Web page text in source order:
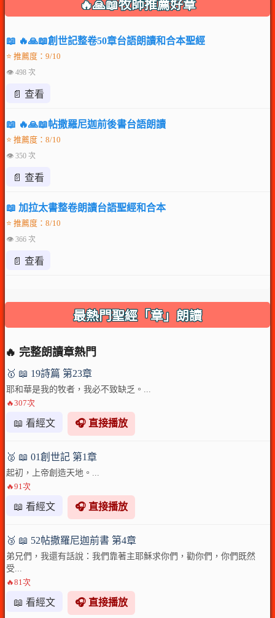
🔥🙏📖牧師推薦好章
📖 🔥🙏📖創世記整卷50章台語朗讀和合本聖經
⭐ 推薦度：9/10
👁 498 次
📄 查看
📖 🔥🙏📖帖撒羅尼迦前後書台語朗讀
⭐ 推薦度：8/10
👁 350 次
📄 查看
📖 加拉太書整卷朗讀台語聖經和合本
⭐ 推薦度：8/10
👁 366 次
📄 查看
最熱門聖經「章」朗讀
🔥 完整朗讀章熱門
🥇 📖 19詩篇 第23章
耶和華是我的牧者，我必不致缺乏。...
🔥307次
📖 看經文 🎧 直接播放
🥈 📖 01創世記 第1章
起初，上帝創造天地。...
🔥91次
📖 看經文 🎧 直接播放
🥉 📖 52帖撒羅尼迦前書 第4章
弟兄們，我還有話說：我們靠著主耶穌求你們，勸你們，你們既然
受...
🔥81次
📖 看經文 🎧 直接播放